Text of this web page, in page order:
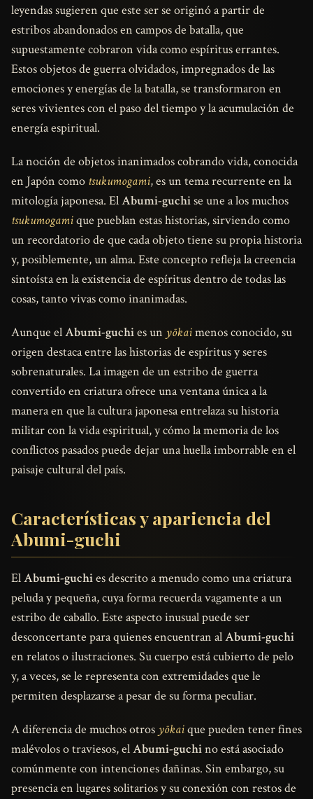
leyendas sugieren que este ser se originó a partir de
estribos abandonados en campos de batalla, que
supuestamente cobraron vida como espíritus errantes.
Estos objetos de guerra olvidados, impregnados de las
emociones y energías de la batalla, se transformaron en
seres vivientes con el paso del tiempo y la acumulación de
energía espiritual.
La noción de objetos inanimados cobrando vida, conocida
en Japón como tsukumogami, es un tema recurrente en la
mitología japonesa. ElAbumi-guchise une a los muchos
tsukumogamique pueblan estas historias, sirviendo como
un recordatorio de que cada objeto tiene su propia historia
y, posiblemente, un alma. Este concepto refleja la creencia
sintoísta en la existencia de espíritus dentro de todas las
cosas, tanto vivas como inanimadas.
Aunque elAbumi-guchies un yōkaimenos conocido, su
origen destaca entre las historias de espíritus y seres
sobrenaturales. La imagen de un estribo de guerra
convertido en criatura ofrece una ventana única a la
manera en que la cultura japonesa entrelaza su historia
militar con la vida espiritual, y cómo la memoria de los
conflictos pasados puede dejar una huella imborrable en el
paisaje cultural del país.
Características y apariencia del
Abumi-guchi
ElAbumi-guchies descrito a menudo como una criatura
peluda y pequeña, cuya forma recuerda vagamente a un
estribo de caballo. Este aspecto inusual puede ser
desconcertante para quienes encuentran alAbumi-guchi
en relatos o ilustraciones. Su cuerpo está cubierto de pelo
y, a veces, se le representa con extremidades que le
permiten desplazarse a pesar de su forma peculiar.
A diferencia de muchos otros yōkaique pueden tener fines
malévolos o traviesos, elAbumi-guchino está asociado
comúnmente con intenciones dañinas. Sin embargo, su
presencia en lugares solitarios y su conexión con restos de